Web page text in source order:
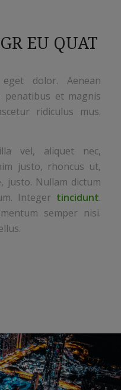
EU QUAT
dolor. Aenean
penatibus et magnis
ridiculus mus.
vel, aliquet nec,
justo, rhoncus ut,
justo. Nullam dictum
Integer tincidunt.
semper nisi.